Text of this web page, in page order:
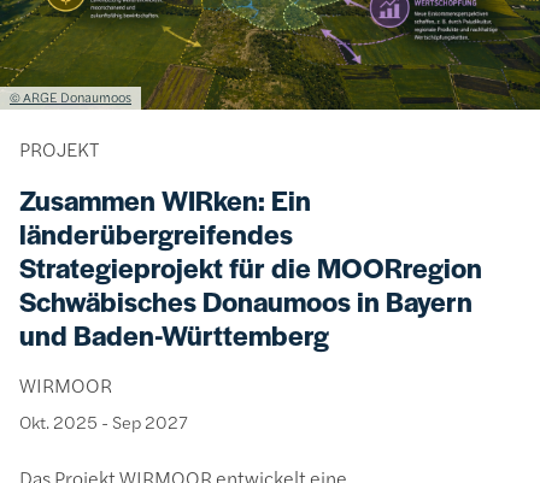
Lizenzinformationen einschließlich Urheberrecht
© ARGE Donaumoos
PROJEKT
Zusammen WIRken: Ein
länderübergreifendes
Strategieprojekt für die MOORregion
Schwäbisches Donaumoos in Bayern
und Baden-Württemberg
WIRMOOR
Okt. 2025 - Sep 2027
Das Projekt WIRMOOR entwickelt eine